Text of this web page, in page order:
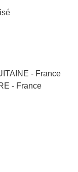
- France
- France